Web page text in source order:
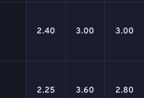
2.40 3.00 3.00
2.25 3.60 2.80